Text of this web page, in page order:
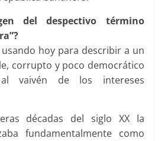
del despectivo término
hoy para describir a un
corrupto y poco democrático
vaivén de los intereses
décadas del siglo XX la
fundamentalmente como